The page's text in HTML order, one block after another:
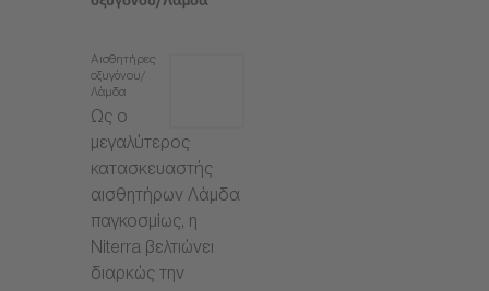
οξυγόνου/Λάμδα
Αισθητήρες
οξυγόνου/
Λάμδα
Ως ο
μεγαλύτερος
κατασκευαστής
αισθητήρων Λάμδα
παγκοσμίως, η
Niterra βελτιώνει
διαρκώς την